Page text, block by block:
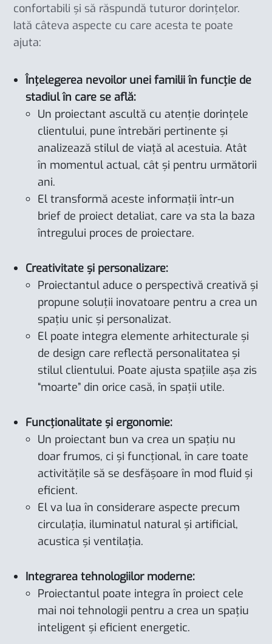
confortabili și să răspundă tuturor dorințelor.
Iată câteva aspecte cu care acesta te poate
ajuta:
Înțelegerea nevoilor unei familii în funcție de
stadiul în care se află:
Un proiectant ascultă cu atenție dorințele
clientului, pune întrebări pertinente și
analizează stilul de viață al acestuia. Atât
în momentul actual, cât și pentru următorii
ani.
El transformă aceste informații într-un
brief de proiect detaliat, care va sta la baza
întregului proces de proiectare.
Creativitate și personalizare:
Proiectantul aduce o perspectivă creativă și
propune soluții inovatoare pentru a crea un
spațiu unic și personalizat.
El poate integra elemente arhitecturale și
de design care reflectă personalitatea și
stilul clientului. Poate ajusta spațiile așa zis
“moarte” din orice casă, în spații utile.
Funcționalitate și ergonomie:
Un proiectant bun va crea un spațiu nu
doar frumos, ci și funcțional, în care toate
activitățile să se desfășoare în mod fluid și
eficient.
El va lua în considerare aspecte precum
circulația, iluminatul natural și artificial,
acustica și ventilația.
Integrarea tehnologiilor moderne:
Proiectantul poate integra în proiect cele
mai noi tehnologii pentru a crea un spațiu
inteligent și eficient energetic.